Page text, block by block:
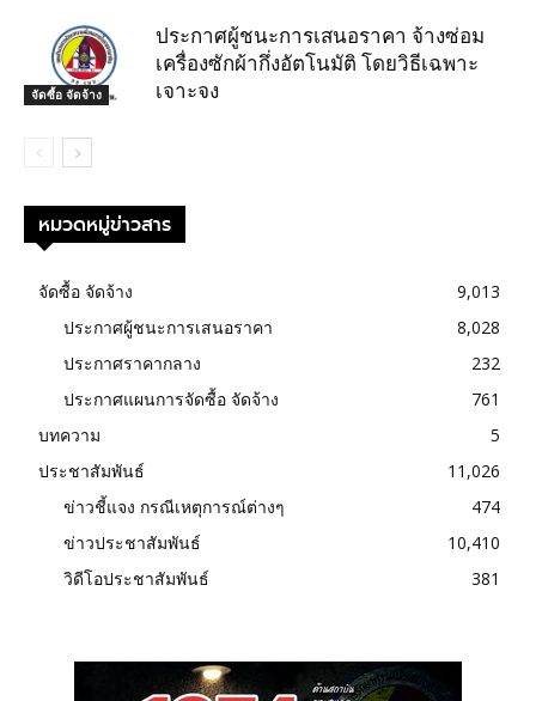
จัดซื้อ จัดจ้าง
ประกาศผู้ชนะการเสนอราคา จ้างซ่อม
เครื่องซักผ้ากึ่งอัตโนมัติ โดยวิธีเฉพาะ
เจาะจง
หมวดหมู่ข่าวสาร
จัดซื้อ จัดจ้าง
9,013
ประกาศผู้ชนะการเสนอราคา
8,028
ประกาศราคากลาง
232
ประกาศแผนการจัดซื้อ จัดจ้าง
761
บทความ
5
ประชาสัมพันธ์
11,026
ข่าวชี้แจง กรณีเหตุการณ์ต่างๆ
474
ข่าวประชาสัมพันธ์
10,410
วิดีโอประชาสัมพันธ์
381